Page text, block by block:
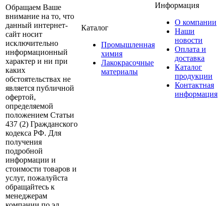
Обращаем Ваше
внимание на то, что
данный интернет-
сайт носит
исключительно
информационный
характер и ни при
каких
обстоятельствах не
является публичной
офертой,
определяемой
положением Статьи
437 (2) Гражданского
кодекса РФ. Для
получения
подробной
информации и
стоимости товаров и
услуг, пожалуйста
обращайтесь к
менеджерам
Каталог
Промышленная
химия
Лакокрасочные
материалы
Информация
О компании
Наши
новости
Оплата и
доставка
Каталог
продукции
Контактная
информация